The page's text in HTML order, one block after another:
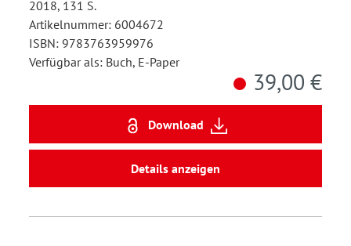
2018, 131 S.
Artikelnummer: 6004672
ISBN: 9783763959976
Verfügbar als: Buch, E-Paper
39,00 €
Download
Details anzeigen